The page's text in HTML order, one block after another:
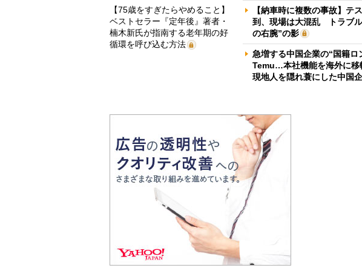
【75歳をすぎたらやめること】
ベストセラー『定年後』著者・
楠木新氏が指南する老年期の好
循環を呼び込む方法
【納車時に複数の事故】テ
到、現場は大混乱 トラブ
の右腕”の影
急増する中国企業の“国籍
Temu…本社機能を海外に
現地人を隠れ蓑にした中国